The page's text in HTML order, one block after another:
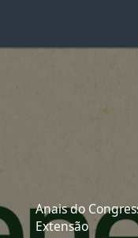
Anais do
Extensão